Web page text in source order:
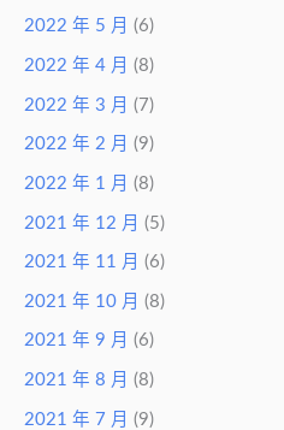
2022 年 5 月 (6)
2022 年 4 月 (8)
2022 年 3 月 (7)
2022 年 2 月 (9)
2022 年 1 月 (8)
2021 年 12 月 (5)
2021 年 11 月 (6)
2021 年 10 月 (8)
2021 年 9 月 (6)
2021 年 8 月 (8)
2021 年 7 月 (9)